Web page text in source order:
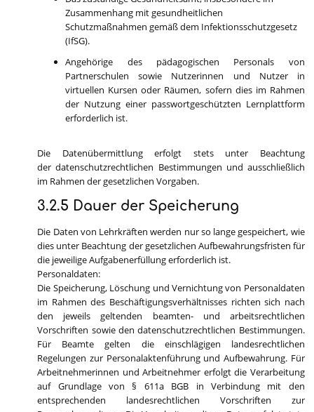
Zusammenhang mit gesundheitlichen
Schutzmaßnahmen gemäß dem Infektionsschutzgesetz
(IfSG).
Angehörige des pädagogischen Personals von
Partnerschulen sowie Nutzerinnen und Nutzer in
virtuellen Kursen oder Räumen, sofern dies im Rahmen
der Nutzung einer passwortgeschützten Lernplattform
erforderlich ist.
Die Datenübermittlung erfolgt stets unter Beachtung
der datenschutzrechtlichen Bestimmungen und ausschließlich
im Rahmen der gesetzlichen Vorgaben.
3.2.5 Dauer der Speicherung
Die Daten von Lehrkräften werden nur so lange gespeichert, wie
dies unter Beachtung der gesetzlichen Aufbewahrungsfristen für
die jeweilige Aufgabenerfüllung erforderlich ist.
Personaldaten:
Die Speicherung, Löschung und Vernichtung von Personaldaten
im Rahmen des Beschäftigungsverhältnisses richten sich nach
den jeweils geltenden beamten- und arbeitsrechtlichen
Vorschriften sowie den datenschutzrechtlichen Bestimmungen.
Für Beamte gelten die einschlägigen landesrechtlichen
Regelungen zur Personalaktenführung und Aufbewahrung. Für
Arbeitnehmerinnen und Arbeitnehmer erfolgt die Verarbeitung
auf Grundlage von § 611a BGB in Verbindung mit den
entsprechenden landesrechtlichen Vorschriften zur